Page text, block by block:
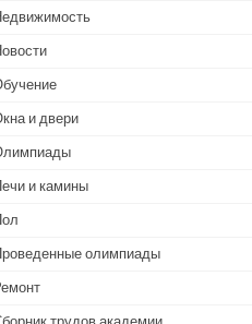
и двери
и камины
олимпиады